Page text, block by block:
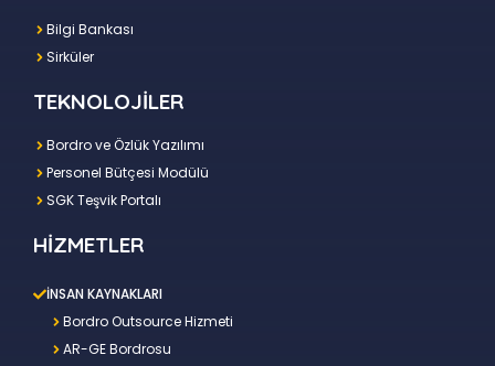
Bilgi Bankası
Sirküler
TEKNOLOJİLER
Bordro ve Özlük Yazılımı
Personel Bütçesi Modülü
SGK Teşvik Portalı
HİZMETLER
İNSAN KAYNAKLARI
Bordro Outsource Hizmeti
AR-GE Bordrosu